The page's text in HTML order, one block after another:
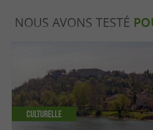
NOUS AVONS TESTÉ
Culturelle